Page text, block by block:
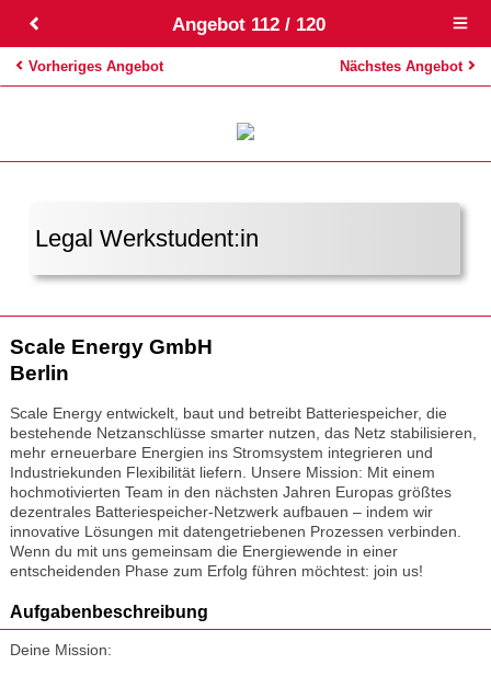
Angebot 112 / 120
Open
menu
Vorheriges Angebot Nächstes Angebot
Legal Werkstudent:in
Scale Energy GmbH
Berlin
Scale Energy entwickelt, baut und betreibt Batteriespeicher, die
bestehende Netzanschlüsse smarter nutzen, das Netz stabilisieren,
mehr erneuerbare Energien ins Stromsystem integrieren und
Industriekunden Flexibilität liefern. Unsere Mission: Mit einem
hochmotivierten Team in den nächsten Jahren Europas größtes
dezentrales Batteriespeicher-Netzwerk aufbauen – indem wir
innovative Lösungen mit datengetriebenen Prozessen verbinden.
Wenn du mit uns gemeinsam die Energiewende in einer
entscheidenden Phase zum Erfolg führen möchtest: join us!
Aufgabenbeschreibung
Deine Mission: